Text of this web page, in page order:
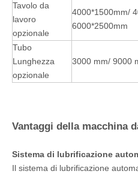
Tavolo da
lavoro
opzionale
4000*1500mm/
6000*2500mm
Tubo
Lunghezza
opzionale
3000 mm/ 9000
Vantaggi della macchina
Sistema di lubrificazione
Il sistema di lubrificazione